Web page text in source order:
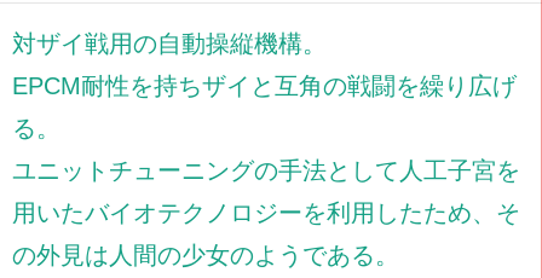
対ザイ戦用の自動操縦機構。
EPCM耐性を持ちザイと互角の戦闘を繰り広げ
る。
ユニットチューニングの手法として人工子宮を
用いたバイオテクノロジーを利用したため、そ
の外見は人間の少女のようである。